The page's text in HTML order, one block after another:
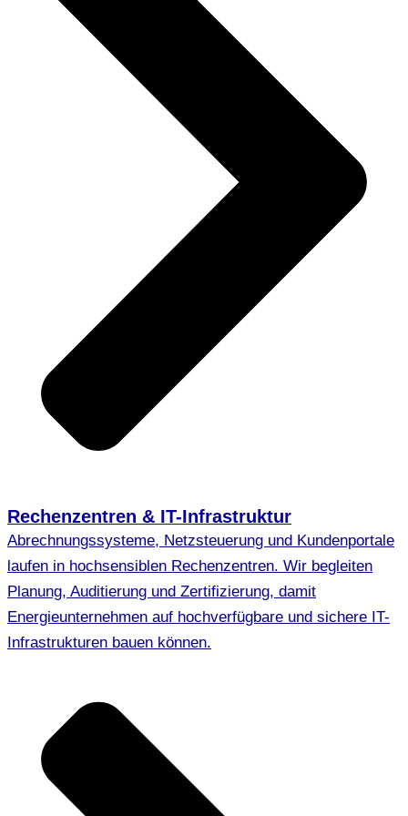
Rechenzentren & IT-Infrastruktur
Abrechnungssysteme, Netzsteuerung und Kundenportale
laufen in hochsensiblen Rechenzentren. Wir begleiten
Planung, Auditierung und Zertifizierung, damit
Energieunternehmen auf hochverfügbare und sichere IT-
Infrastrukturen bauen können.